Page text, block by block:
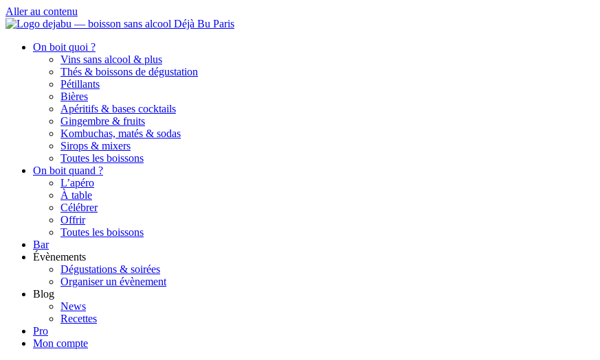
Aller au contenu
On boit quoi ?
Vins sans alcool & plus
Thés & boissons de dégustation
Pétillants
Bières
Apéritifs & bases cocktails
Gingembre & fruits
Kombuchas, matés & sodas
Sirops & mixers
Toutes les boissons
On boit quand ?
L’apéro
À table
Célébrer
Offrir
Toutes les boissons
Bar
Évènements
Dégustations & soirées
Organiser un évènement
Blog
News
Recettes
Pro
Mon compte